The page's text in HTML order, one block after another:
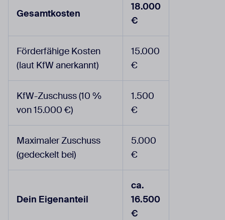
Gesamtkosten
18.000
€
Förderfähige Kosten
(laut KfW anerkannt)
15.000
€
KfW-Zuschuss (10 %
von 15.000 €)
1.500
€
Maximaler Zuschuss
(gedeckelt bei)
5.000
€
Dein Eigenanteil
ca.
16.500
€